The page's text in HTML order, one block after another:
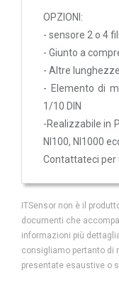
in PVC di 3 mt
42,80 €
OPZIONI :
- sensore 2 o 4fili
- Giunto a
- Altre lunghezze
- Elemento di
1/10 DIN
-Realizzabilein
NI100, NI1000
Contattateci per
ITSensor non è il
documenti che
informazioni più
consigliamo pertanto di
presentate esaustive o
QUALITA'
DELL'ARIA
Sonde CO2
Sonde CO2
Sonde VOC -
Sonde VOC
Sonde VOC da
Sonde di polveri
Sonde PM ambiente
Sonde combinate
Sonde combinate